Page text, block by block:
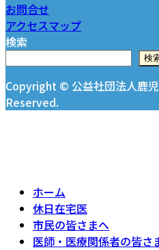
お問合せ
アクセスマップ
検索
検
Copyright © 公益社団法人鹿
Reserved.
ホーム
休日在宅医
市民の皆さまへ
医師・医療関係者の皆さ